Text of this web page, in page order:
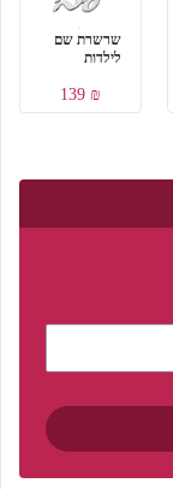
שרשרת שם
לילדות
₪ 139